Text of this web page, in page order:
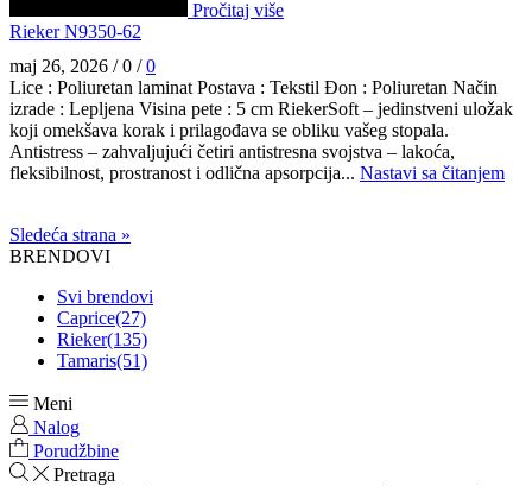
Pročitaj više
Rieker N9350-62
maj 26, 2026 / 0 / 0
Lice : Poliuretan laminat Postava : Tekstil Đon : Poliuretan Način
izrade : Lepljena Visina pete : 5 cm RiekerSoft – jedinstveni uložak
koji omekšava korak i prilagođava se obliku vašeg stopala.
Antistress – zahvaljujući četiri antistresna svojstva – lakoća,
fleksibilnost, prostranost i odlična apsorpcija... Nastavi sa čitanjem
Sledeća strana »
BRENDOVI
Svi brendovi
Caprice(27)
Rieker(135)
Tamaris(51)
Meni
Nalog
Porudžbine
Pretraga